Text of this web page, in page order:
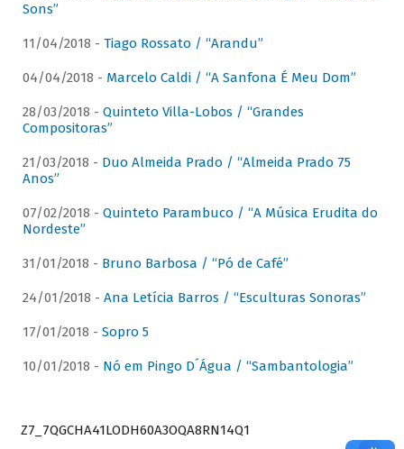
Sons”
11/04/2018 - Tiago Rossato / “Arandu”
04/04/2018 - Marcelo Caldi / “A Sanfona É Meu Dom”
28/03/2018 - Quinteto Villa-Lobos / “Grandes
Compositoras”
21/03/2018 - Duo Almeida Prado / “Almeida Prado 75
Anos”
07/02/2018 - Quinteto Parambuco / “A Música Erudita do
Nordeste”
31/01/2018 - Bruno Barbosa / “Pó de Café”
24/01/2018 - Ana Letícia Barros / “Esculturas Sonoras”
17/01/2018 - Sopro 5
10/01/2018 - Nó em Pingo D´Água / “Sambantologia”
Z7_7QGCHA41LODH60A3OQA8RN14Q1